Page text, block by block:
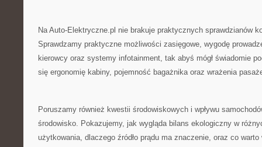
Na Auto-Elektryczne.pl nie brakuje praktycznych sprawdzianów
Sprawdzamy praktyczne możliwości zasięgowe, wygodę
kierowcy oraz systemy infotainment, tak abyś mógł świadomie
się ergonomię kabiny, pojemność bagażnika oraz wrażenia
Poruszamy również kwestii środowiskowych i wpływu
środowisko. Pokazujemy, jak wygląda bilans ekologiczny w
użytkowania, dlaczego źródło prądu ma znaczenie, oraz co